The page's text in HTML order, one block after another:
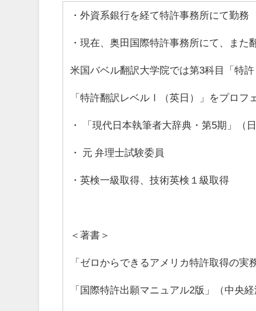
・外資系銀行を経て特許事務所にて勤務
・現在、奥田国際特許事務所にて、また
米国バベル翻訳大学院では第3科目「特
「特許翻訳レベルⅠ（英日）」をプロフ
・ 「現代日本執筆者大辞典・第5期」（
・ 元 弁理士試験委員
・英検一級取得、技術英検１級取得
＜著書＞
「ゼロからできるアメリカ特許取得の実
「国際特許出願マニュアル2版」（中央経